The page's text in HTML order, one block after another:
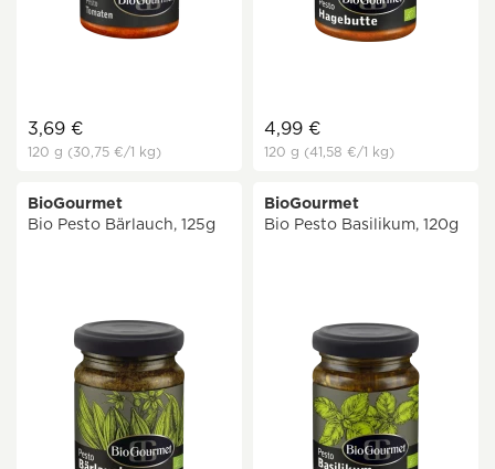
3,69 €
120 g (30,75 €/1 kg)
4,99 €
120 g (41,58 €/1 kg)
BioGourmet
Bio Pesto Bärlauch, 125g
BioGourmet
Bio Pesto Basilikum, 120g